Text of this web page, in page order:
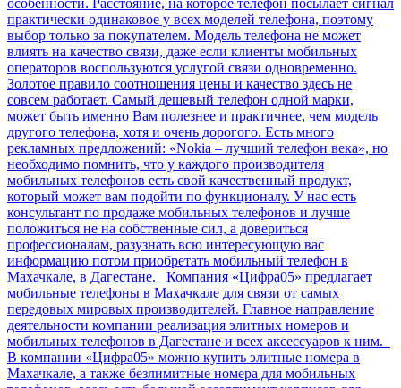
практически одинаковое у всех моделей телефона, поэтому
выбор только за покупателем. Модель телефона не может
влиять на качество связи, даже если клиенты мобильных
операторов воспользуются услугой связи одновременно.
Золотое правило соотношения цены и качество здесь не
совсем работает. Самый дешевый телефон одной марки,
может быть именно Вам полезнее и практичнее, чем модель
другого телефона, хотя и очень дорогого. Есть много
рекламных предложений: «Nokia – лучший телефон века», но
необходимо помнить, что у каждого производителя
мобильных телефонов есть свой качественный продукт,
который может вам подойти по функционалу. У нас есть
консультант по продаже мобильных телефонов и лучше
положиться не на собственные сил, а довериться
профессионалам, разузнать всю интересующую вас
информацию потом приобретать мобильный телефон в
Махачкале, в Дагестане. Компания «Цифра05» предлагает
мобильные телефоны в Махачкале для связи от самых
передовых мировых производителей. Главное направление
деятельности компании реализация элитных номеров и
мобильных телефонов в Дагестане и всех аксессуаров к ним.
В компании «Цифра05» можно купить элитные номера в
Махачкале, а также безлимитные номера для мобильных